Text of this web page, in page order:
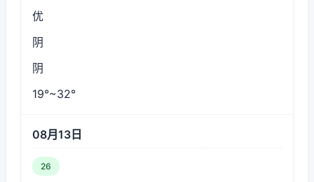
优
阴
阴
19°~32°
08月13日
26